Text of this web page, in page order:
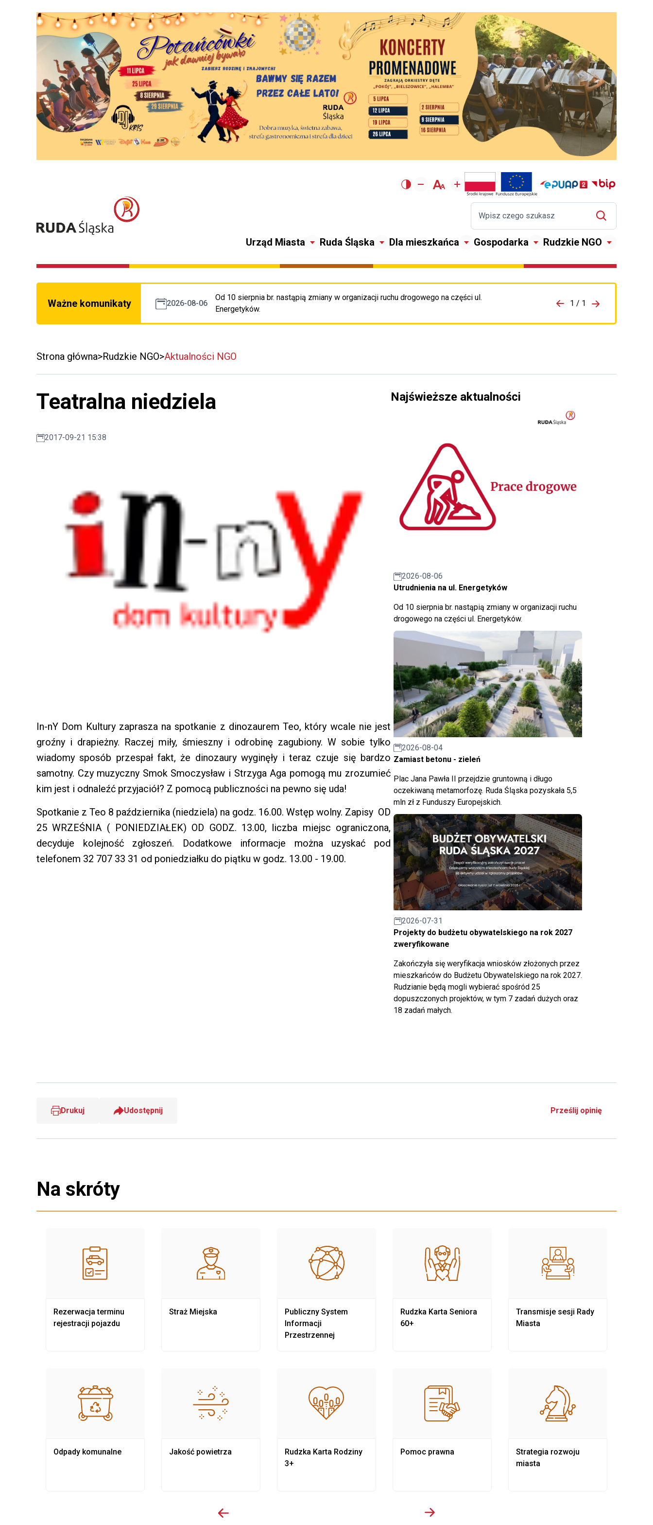
Urząd Miasta Ruda Śląska Dla mieszkańca Gospodarka Rudzkie NGO
Ważne komunikaty 2026-08-06
Od 10 sierpnia br. nastąpią zmiany w organizacji ruchu drogowego na części ul.
Energetyków.
Przejdź do porzpedniego komunikatu 1 / 1
Przejdź do
Strona główna Rudzkie NGO Aktualności NGO
Teatralna niedziela
2017-09-21 15:38
In-nY Dom Kultury zaprasza na spotkanie z dinozaurem Teo, który wcale nie jest
groźny i drapieżny. Raczej miły, śmieszny i odrobinę zagubiony. W sobie tylko
wiadomy sposób przespał fakt, że dinozaury wyginęły i teraz czuje się bardzo
samotny. Czy muzyczny Smok Smoczysław i Strzyga Aga pomogą mu zrozumieć
kim jest i odnaleźć przyjaciół? Z pomocą publiczności na pewno się uda!
Spotkanie z Teo 8 października (niedziela) na godz. 16.00. Wstęp wolny. Zapisy OD
25 WRZEŚNIA ( PONIEDZIAŁEK) OD GODZ. 13.00, liczba miejsc ograniczona,
decyduje kolejność zgłoszeń. Dodatkowe informacje można uzyskać pod
telefonem 32 707 33 31 od poniedziałku do piątku w godz. 13.00 - 19.00.
Najświeższe aktualności
2026-08-06
Utrudnienia na ul. Energetyków
Od 10 sierpnia br. nastąpią zmiany w organizacji ruchu
drogowego na części ul. Energetyków.
2026-08-04
Zamiast betonu - zieleń
Plac Jana Pawła II przejdzie gruntowną i długo
oczekiwaną metamorfozę. Ruda Śląska pozyskała 5,5
mln zł z Funduszy Europejskich.
2026-07-31
Projekty do budżetu obywatelskiego na rok 2027
zweryfikowane
Zakończyła się weryfikacja wniosków złożonych przez
mieszkańców do Budżetu Obywatelskiego na rok 2027.
Rudzianie będą mogli wybierać spośród 25
dopuszczonych projektów, w tym 7 zadań dużych oraz
18 zadań małych.
Drukuj Udostępnij Prześlij opinię
Na skróty
Rezerwacja terminu
rejestracji pojazdu
Odpady komunalne
Straż Miejska
Jakość powietrza
Publiczny System
Informacji
Przestrzennej
Rudzka Karta Rodziny
3+
Rudzka Karta Seniora
60+
Pomoc prawna
Transmisje sesji Rady
Miasta
Strategia rozwoju
miasta